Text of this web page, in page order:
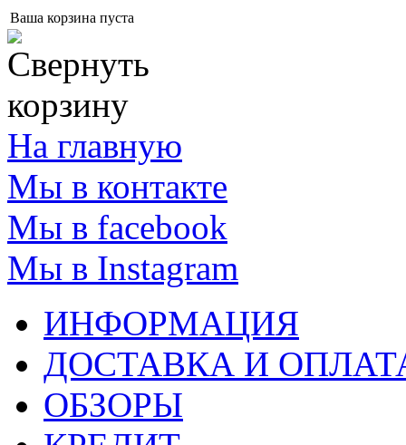
Ваша корзина пуста
На главную
Мы в контакте
Мы в facebook
Мы в Instagram
ИНФОРМАЦИЯ
ДОСТАВКА И
ОБЗОРЫ